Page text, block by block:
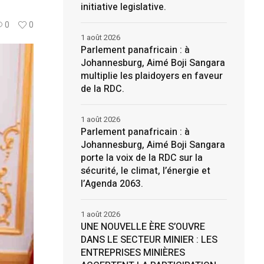
0 0
initiative legislative.
Parlement panafricain : à
Johannesburg, Aimé Boji Sangara
multiplie les plaidoyers en faveur
de la RDC.
1 août 2026
Parlement panafricain : à
Johannesburg, Aimé Boji Sangara
porte la voix de la RDC sur la
sécurité, le climat, l’énergie et
l’Agenda 2063.
1 août 2026
UNE NOUVELLE ÈRE S’OUVRE
DANS LE SECTEUR MINIER : LES
ENTREPRISES MINIÈRES
1 août 2026